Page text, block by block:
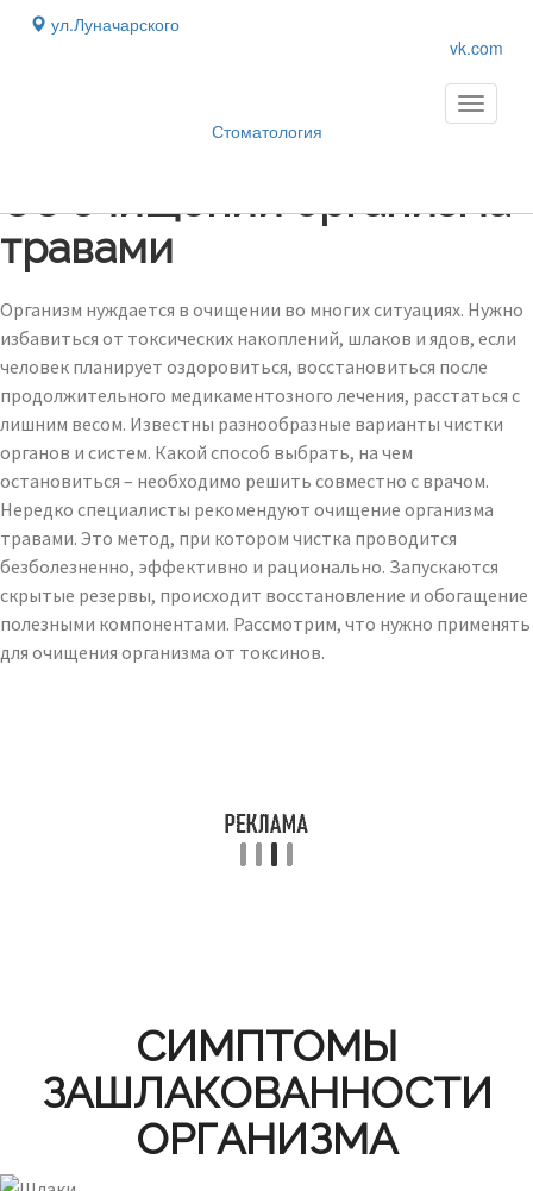
ул.Луначарского
vk.com
Стоматология
Toggle
Об очищении организма
травами
Организм нуждается в очищении во многих ситуациях. Нужно
избавиться от токсических накоплений, шлаков и ядов, если
человек планирует оздоровиться, восстановиться после
продолжительного медикаментозного лечения, расстаться с
лишним весом. Известны разнообразные варианты чистки
органов и систем. Какой способ выбрать, на чем
остановиться – необходимо решить совместно с врачом.
Нередко специалисты рекомендуют очищение организма
травами. Это метод, при котором чистка проводится
безболезненно, эффективно и рационально. Запускаются
скрытые резервы, происходит восстановление и обогащение
полезными компонентами. Рассмотрим, что нужно применять
для очищения организма от токсинов.
СИМПТОМЫ
ЗАШЛАКОВАННОСТИ
ОРГАНИЗМА